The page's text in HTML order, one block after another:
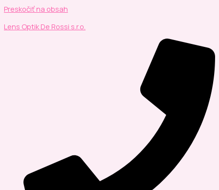
Preskočiť na obsah
Lens Optik De Rossi s.r.o.